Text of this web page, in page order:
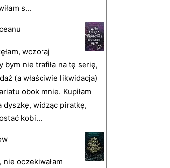
s...
wczoraj
bym nie trafiła na tę serię,
(a właściwie likwidacja)
obok mnie. Kupiłam
dyszkę, widząc piratkę,
kobi...
oczekiwałam